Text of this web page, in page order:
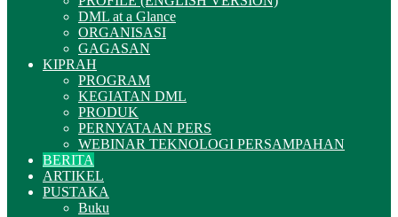
DML at a Glance
ORGANISASI
GAGASAN
KIPRAH
PROGRAM
KEGIATAN DML
PRODUK
PERNYATAAN PERS
WEBINAR TEKNOLOGI PERSAMPAHAN
BERITA
ARTIKEL
PUSTAKA
Buku